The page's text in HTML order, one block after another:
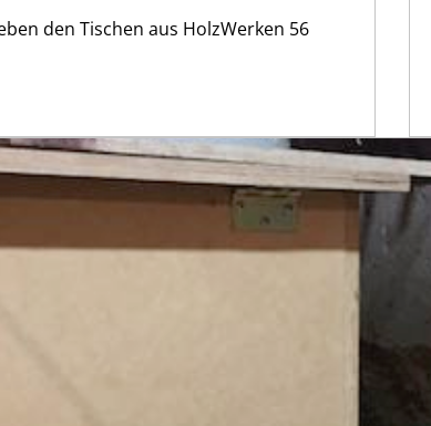
den Tischen aus HolzWerken 56